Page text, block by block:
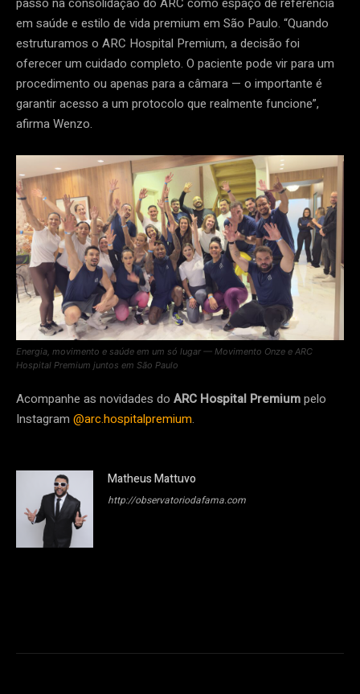
em saúde e estilo de vida premium em São Paulo. “Quando
estruturamos o ARC Hospital Premium, a decisão foi
oferecer um cuidado completo. O paciente pode vir para um
procedimento ou apenas para a câmara — o importante é
garantir acesso a um protocolo que realmente funcione”,
afirma Wenzo.
Energia, movimento e saúde em um só lugar — Movimento Onze e ARC
Hospital Premium juntos em São Paulo
Acompanhe as novidades do ARC Hospital Premiumpelo
Instagram @arc.hospitalpremium.
Matheus Mattuvo
http://observatoriodafama.com